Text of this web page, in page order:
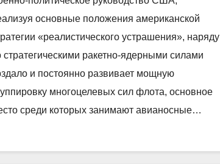
основные положения американской
«реалистического устрашения», наряду
стратегическими ракетно-ядерными силами
и постоянно развивает мощную
многоцелевых сил флота, основное
среди которых занимают авианосные…